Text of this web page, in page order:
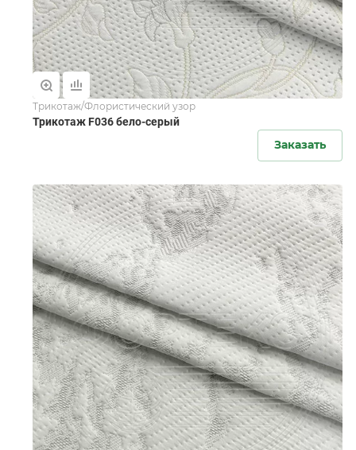
Трикотаж/Флористический узор
Трикотаж F036 бело-серый
Заказать